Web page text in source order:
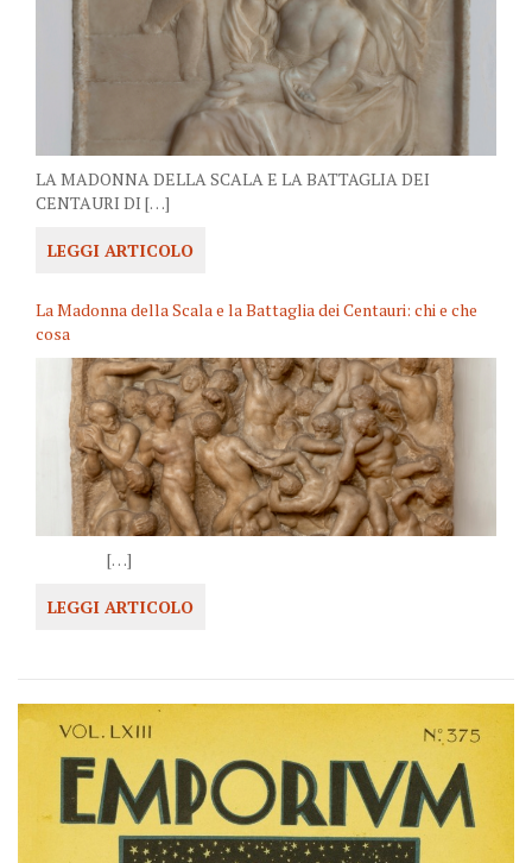
LA MADONNA DELLA SCALA E LA BATTAGLIA DEI
CENTAURI DI […]
LEGGI ARTICOLO
La Madonna della Scala e la Battaglia dei Centauri: chi e che
cosa
[…]
LEGGI ARTICOLO